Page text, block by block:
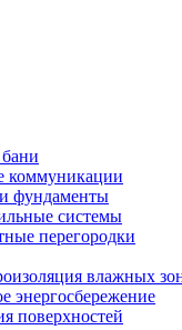
коммуникации
и фундаменты
системы
перегородки
влажных
энергосбережение
поверхностей